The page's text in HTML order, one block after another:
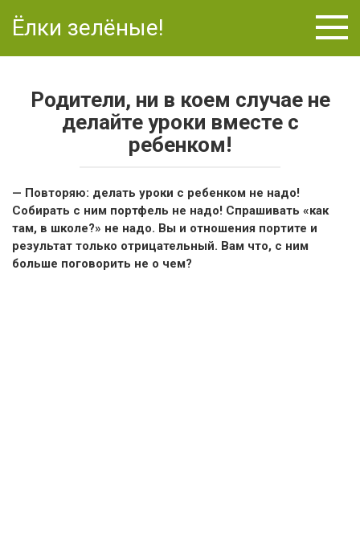
Ёлки зелёные!
Родители, ни в коем случае не
делайте уроки вместе с
ребенком!
— Повторяю: делать уроки с ребенком не надо!
Собирать с ним портфель не надо! Спрашивать «как
там, в школе?» не надо. Вы и отношения портите и
результат только отрицательный. Вам что, с ним
больше поговорить не о чем?